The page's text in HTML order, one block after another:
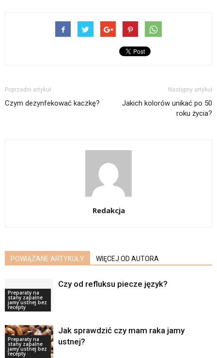
Poprzedni artykuł
Czym dezynfekować kaczkę?
Następny artykuł
Jakich kolorów unikać po 50
roku życia?
Redakcja
POWIĄZANE ARTYKUŁY WIĘCEJ OD AUTORA
Preparaty na
stany zapalne
jamy ustnej bez
recepty
Czy od refluksu piecze język?
Preparaty na
stany zapalne
jamy ustnej bez
recepty
Jak sprawdzić czy mam raka jamy
ustnej?